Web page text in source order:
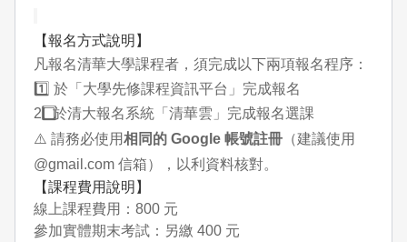
【報名方式說明】
凡報名清華大學課程者，須完成以下兩項報名程序：
1️⃣ 於「大學先修課程資訊平台」完成報名
2️ ⃣ 於清大報名系統「清華雲」完成報名選課
⚠️ 請務必使用相同的 Google 帳號註冊 （建議使用
@gmail.com 信箱），以利資料核對。
【課程費用說明】
線上課程費用：800 元
參加實體期末考試：另繳 400 元